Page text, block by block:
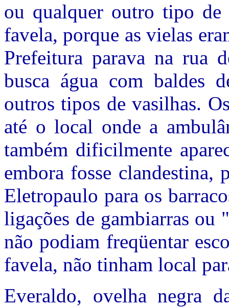
ou qualquer outro tipo de
favela, porque as vielas
Prefeitura parava na rua
busca água com baldes
outros tipos de vasilhas.
até o local onde a
também dificilmente
embora fosse clandestina,
Eletropaulo para os
ligações de gambiarras ou
não podiam freqüentar
favela, não tinham local
Everaldo, ovelha negra